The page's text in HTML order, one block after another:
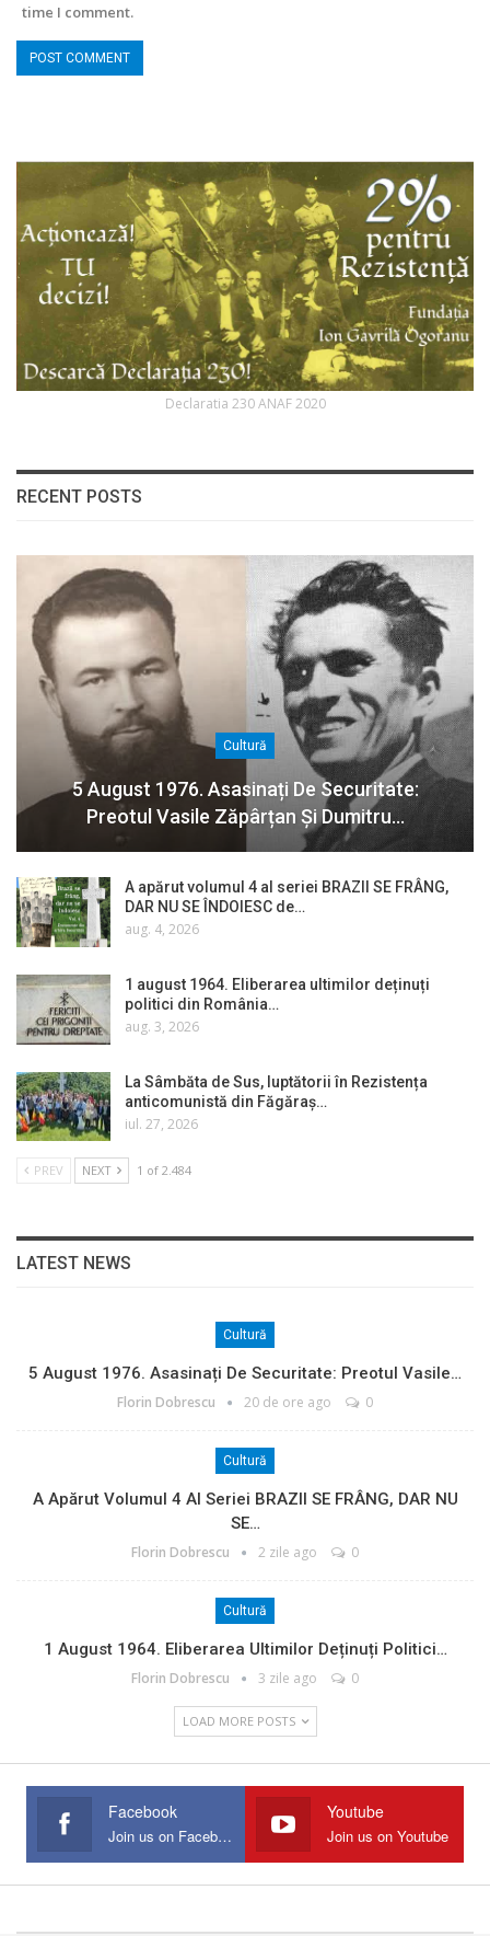
time I comment.
Declaratia 230 ANAF 2020
RECENT POSTS
Cultură
5 August 1976. Asasinați De Securitate:
Preotul Vasile Zăpârțan Și Dumitru…
A apărut volumul 4 al seriei BRAZII SE FRÂNG,
DAR NU SE ÎNDOIESC de…
aug. 4, 2026
1 august 1964. Eliberarea ultimilor deținuți
politici din România…
aug. 3, 2026
La Sâmbăta de Sus, luptătorii în Rezistența
anticomunistă din Făgăraș…
iul. 27, 2026
PREV NEXT 1 of 2.484
LATEST NEWS
Cultură
5 August 1976. Asasinați De Securitate: Preotul Vasile…
Florin Dobrescu 20 de ore ago 0
Cultură
A Apărut Volumul 4 Al Seriei BRAZII SE FRÂNG, DAR NU
SE…
Florin Dobrescu 2 zile ago 0
Cultură
1 August 1964. Eliberarea Ultimilor Deținuți Politici…
Florin Dobrescu 3 zile ago 0
LOAD MORE POSTS
Facebook
Join us on Facebook
Youtube
Join us on Youtube